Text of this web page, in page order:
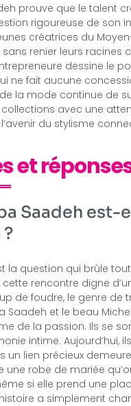
prouve que le talent
rigoureuse de son
créatrices du
sans renier leurs racines
dessine le
ne fait aucune
la mode continue de
avec une
du stylisme
et
Saadeh est-
la question qui brûle
rencontre digne
de foudre, le genre de
Saadeh et le beau
de la passion. Ils se
intime. Aujourd’hui,
un lien précieux
une robe de mariée
si elle prend une
a simplement